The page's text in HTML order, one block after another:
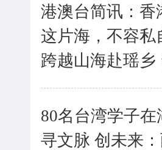
港澳台简讯：香
这片海，不容私
跨越山海赴瑶
80名台湾学子
寻文脉 创未来